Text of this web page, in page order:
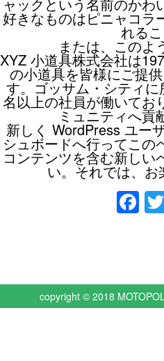
好きなものはピニャコラ
れる
または、このよ
XYZ 小道具株式会社は
の小道具を皆様にご提
す。ゴッサム・シティ
名以上の社員が働いてお
ミュニティへ貢
新しく WordPress ユー
シュボードへ行ってこの
コンテンツを含む新しい
い。それでは、
copyright © 2018